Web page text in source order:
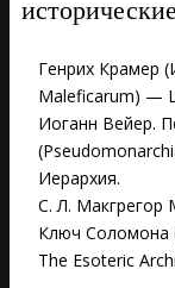
Генрих Крамер
Maleficarum) —
Иоганн Вейер.
Иерархия.
С. Л. Макгрегор
Ключ Соломона
The Esoteric